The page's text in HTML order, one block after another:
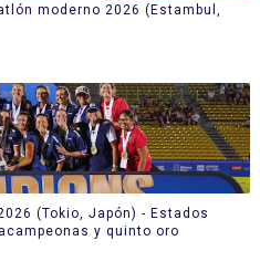
moderno 2026 (Estambul,
(Tokio, Japón) - Estados
y quinto oro